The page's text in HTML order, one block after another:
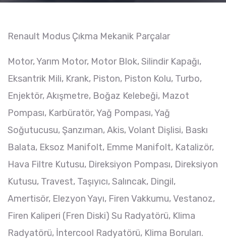
Renault Modus Çıkma Mekanik Parçalar
Motor, Yarım Motor, Motor Blok, Silindir Kapağı,
Eksantrik Mili, Krank, Piston, Piston Kolu, Turbo,
Enjektör, Akışmetre, Boğaz Kelebeği, Mazot
Pompası, Karbüratör, Yağ Pompası, Yağ
Soğutucusu, Şanzıman, Akis, Volant Dişlisi, Baskı
Balata, Eksoz Manifolt, Emme Manifolt, Katalizör,
Hava Filtre Kutusu, Direksiyon Pompası, Direksiyon
Kutusu, Travest, Taşıyıcı, Salıncak, Dingil,
Amertisör, Elezyon Yayı, Firen Vakkumu, Vestanoz,
Firen Kaliperi (Fren Diski) Su Radyatörü, Klima
Radyatörü, İntercool Radyatörü, Klima Boruları.